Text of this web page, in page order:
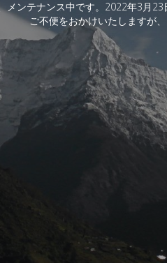
メンテナンス中です。2022年3月23
ご不便をおかけいたしますが